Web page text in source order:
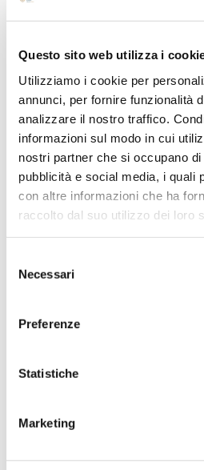
Questo sito web utilizza i
Utilizziamo i cookie per
annunci, per fornire funzionalità
analizzare il nostro traffico.
informazioni sul modo in cui
nostri partner che si occupano di
pubblicità e social media, i quali
con altre informazioni che ha
raccolto dal suo utilizzo dei loro
delNecessari
Preferenze
Statistiche
Marketing
Maggio 2024
Dicembre 2023
Settembre 2023
Agosto 2023
Maggio 2023
Aprile 2023
Febbraio 2023
Novembre 2022
Settembre 2022
Marzo 2022